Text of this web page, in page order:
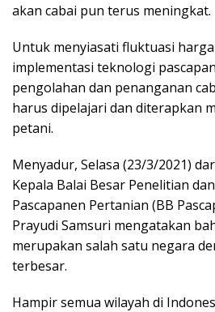
akan cabai pun terus meningkat.
Untuk menyiasati fluktuasi
implementasi teknologi
pengolahan dan penanganan
harus dipelajari dan diterapkan
petani.
Menyadur, Selasa (23/3/2021)
Kepala Balai Besar Penelitian
Pascapanen Pertanian (BB
Prayudi Samsuri mengatakan
merupakan salah satu negara
terbesar.
Hampir semua wilayah di